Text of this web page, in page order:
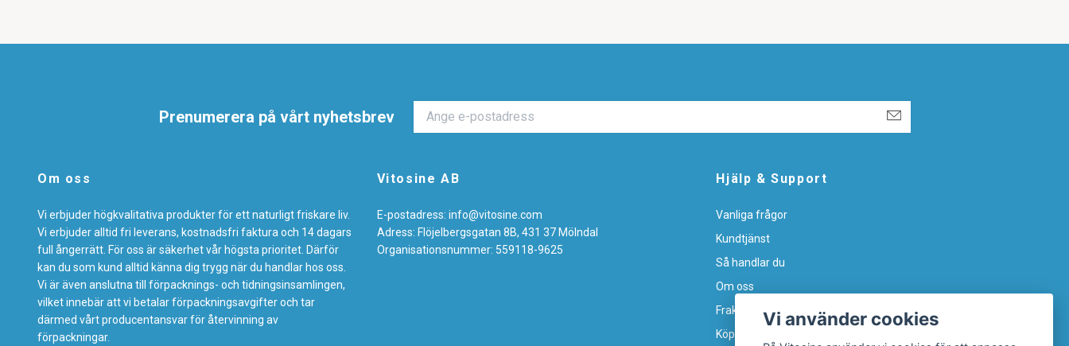
Prenumerera på vårt nyhetsbrev
Om oss
Vi erbjuder högkvalitativa produkter för ett naturligt friskare liv.
Vi erbjuder alltid fri leverans, kostnadsfri faktura och 14 dagars
full ångerrätt. För oss är säkerhet vår högsta prioritet. Därför
kan du som kund alltid känna dig trygg när du handlar hos oss.
Vi är även anslutna till förpacknings- och tidningsinsamlingen,
vilket innebär att vi betalar förpackningsavgifter och tar
därmed vårt producentansvar för återvinning av
förpackningar.
Vitosine AB
E-postadress: info@vitosine.com
Adress: Flöjelbergsgatan 8B, 431 37 Mölndal
Organisationsnummer: 559118-9625
Hjälp & Support
Vanliga frågor
Kundtjänst
Så handlar du
Om oss
Frakt & leverans
Köpvillkor
Vi använder cookies